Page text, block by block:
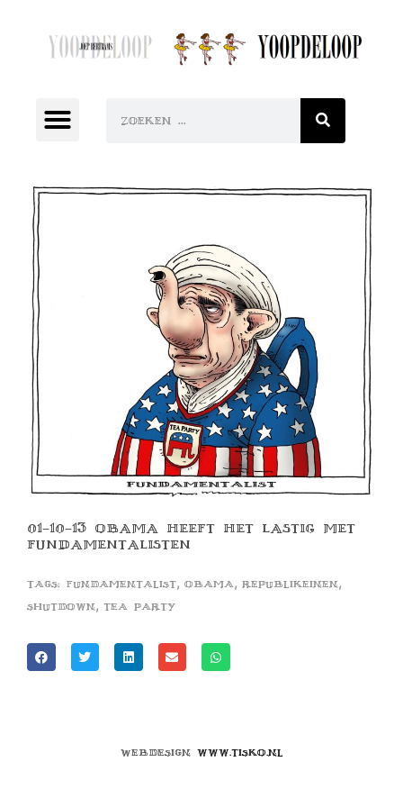
01-10-13 OBAMA HEEFT HET LASTIG MET
FUNDAMENTALISTEN
Tags: fundamentalist, obama, republikeinen,
shutdown, tea party
Webdesign www.tisko.nl